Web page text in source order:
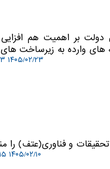
دولت بر اهمیت هم
وارده به زیرساخت
۱۴۰۵/۰۲/۲۳ ۱۰:۴۲:۰۳
تحقیقات و فناوری(عتف) را
۱۴۰۵/۰۲/۱۰ ۱۵:۳۰:۱۵